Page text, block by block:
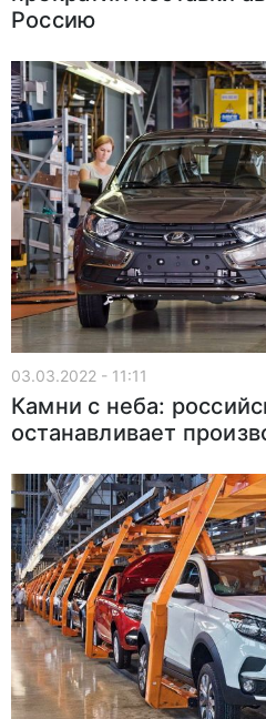
Россию
03.03.2022 - 11:11
Камни с неба:
останавливает